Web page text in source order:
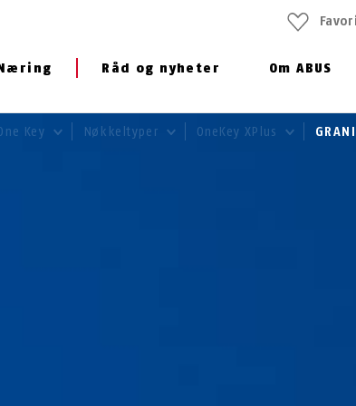
Råd og nyheter Om ABUS
Key Nøkkeltyper OneKey XPlus